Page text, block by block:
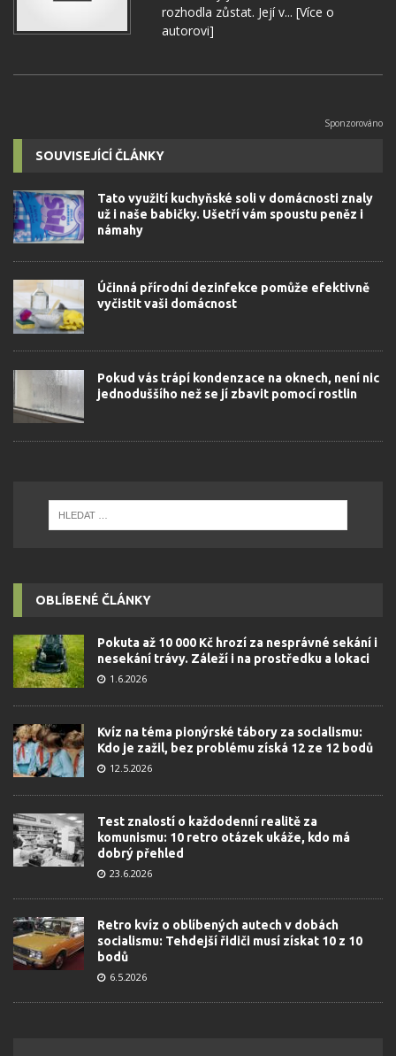
rozhodla zůstat. Její v... [Více o
autorovi]
SOUVISEJÍCÍ ČLÁNKY
Tato využití kuchyňské soli v domácnosti znaly
už i naše babičky. Ušetří vám spoustu peněz i
námahy
Účinná přírodní dezinfekce pomůže efektivně
vyčistit vaši domácnost
Pokud vás trápí kondenzace na oknech, není nic
jednoduššího než se jí zbavit pomocí rostlin
OBLÍBENÉ ČLÁNKY
Pokuta až 10 000 Kč hrozí za nesprávné sekání i
nesekání trávy. Záleží i na prostředku a lokaci
1.6.2026
Kvíz na téma pionýrské tábory za socialismu:
Kdo je zažil, bez problému získá 12 ze 12 bodů
12.5.2026
Test znalostí o každodenní realitě za
komunismu: 10 retro otázek ukáže, kdo má
dobrý přehled
23.6.2026
Retro kvíz o oblíbených autech v dobách
socialismu: Tehdejší řidiči musí získat 10 z 10
bodů
6.5.2026